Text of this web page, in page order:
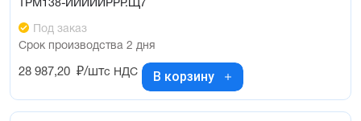
ТРМ138-ИИИИИРРР.Щ7
Под заказ
Срок производства 2 дня
28 987,20 ₽/штс НДС В корзину